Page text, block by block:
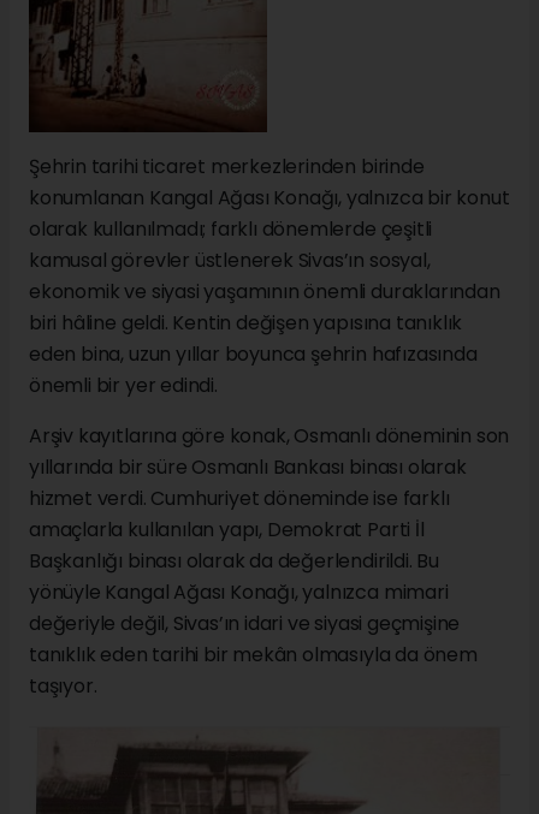
Şehrin tarihi ticaret merkezlerinden birinde
konumlanan Kangal Ağası Konağı, yalnızca bir konut
olarak kullanılmadı; farklı dönemlerde çeşitli
kamusal görevler üstlenerek Sivas’ın sosyal,
ekonomik ve siyasi yaşamının önemli duraklarından
biri hâline geldi. Kentin değişen yapısına tanıklık
eden bina, uzun yıllar boyunca şehrin hafızasında
önemli bir yer edindi.
Arşiv kayıtlarına göre konak, Osmanlı döneminin son
yıllarında bir süre Osmanlı Bankası binası olarak
hizmet verdi. Cumhuriyet döneminde ise farklı
amaçlarla kullanılan yapı, Demokrat Parti İl
Başkanlığı binası olarak da değerlendirildi. Bu
yönüyle Kangal Ağası Konağı, yalnızca mimari
değeriyle değil, Sivas’ın idari ve siyasi geçmişine
tanıklık eden tarihi bir mekân olmasıyla da önem
taşıyor.